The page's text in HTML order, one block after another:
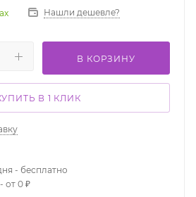
Нашли дешевле?
В КОРЗИНУ
В 1 КЛИК
- бесплатно
от 0 ₽